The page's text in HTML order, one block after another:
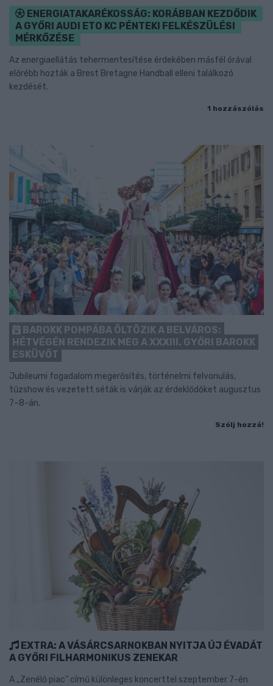
ENERGIATAKARÉKOSSÁG: KORÁBBAN KEZDŐDIK
A GYŐRI AUDI ETO KC PÉNTEKI FELKÉSZÜLÉSI
MÉRKŐZÉSE
Az energiaellátás tehermentesítése érdekében másfél órával
előrébb hozták a Brest Bretagne Handball elleni találkozó
kezdését.
1 hozzászólás
BAROKK POMPÁBA ÖLTÖZIK A BELVÁROS:
HÉTVÉGÉN RENDEZIK MEG A XXXIII. GYŐRI BAROKK
ESKÜVŐT
Jubileumi fogadalom megerősítés, történelmi felvonulás,
tűzshow és vezetett séták is várják az érdeklődőket augusztus
7–8-án.
Szólj hozzá!
EXTRA: A VÁSÁRCSARNOKBAN NYITJA ÚJ ÉVADÁT
A GYŐRI FILHARMONIKUS ZENEKAR
A „Zenélő piac” című különleges koncerttel szeptember 7-én